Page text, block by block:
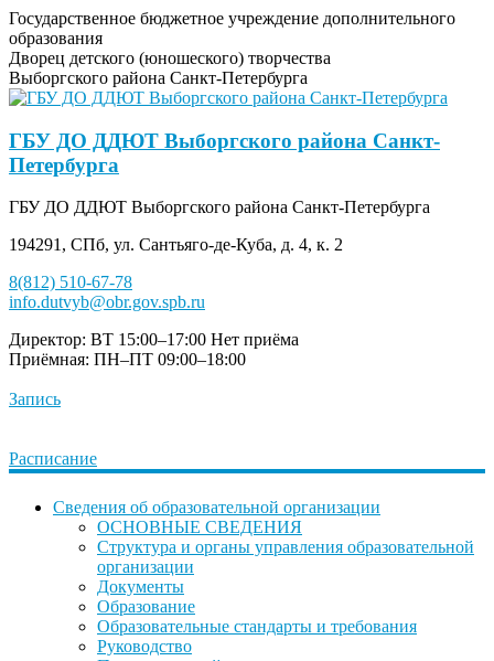
Государственное бюджетное учреждение дополнительного
образования
Дворец детского (юношеского) творчества
Выборгского района Санкт-Петербурга
ГБУ ДО ДДЮТ Выборгского района Санкт-
Петербурга
ГБУ ДО ДДЮТ Выборгского района Санкт-Петербурга
194291, СПб, ул. Сантьяго-де-Куба, д. 4, к. 2
8(812) 510-67-78
info.dutvyb@obr.gov.spb.ru
Директор: ВТ 15:00–17:00 Нет приёма
Приёмная: ПН–ПТ 09:00–18:00
Запись
Расписание
Сведения об образовательной организации
ОСНОВНЫЕ СВЕДЕНИЯ
Структура и органы управления образовательной
организации
Документы
Образование
Образовательные стандарты и требования
Руководство